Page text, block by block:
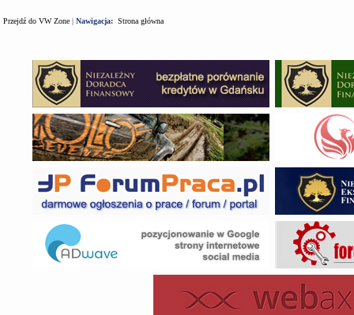
Przejdź do VW Zone | Nawigacja: Strona główna